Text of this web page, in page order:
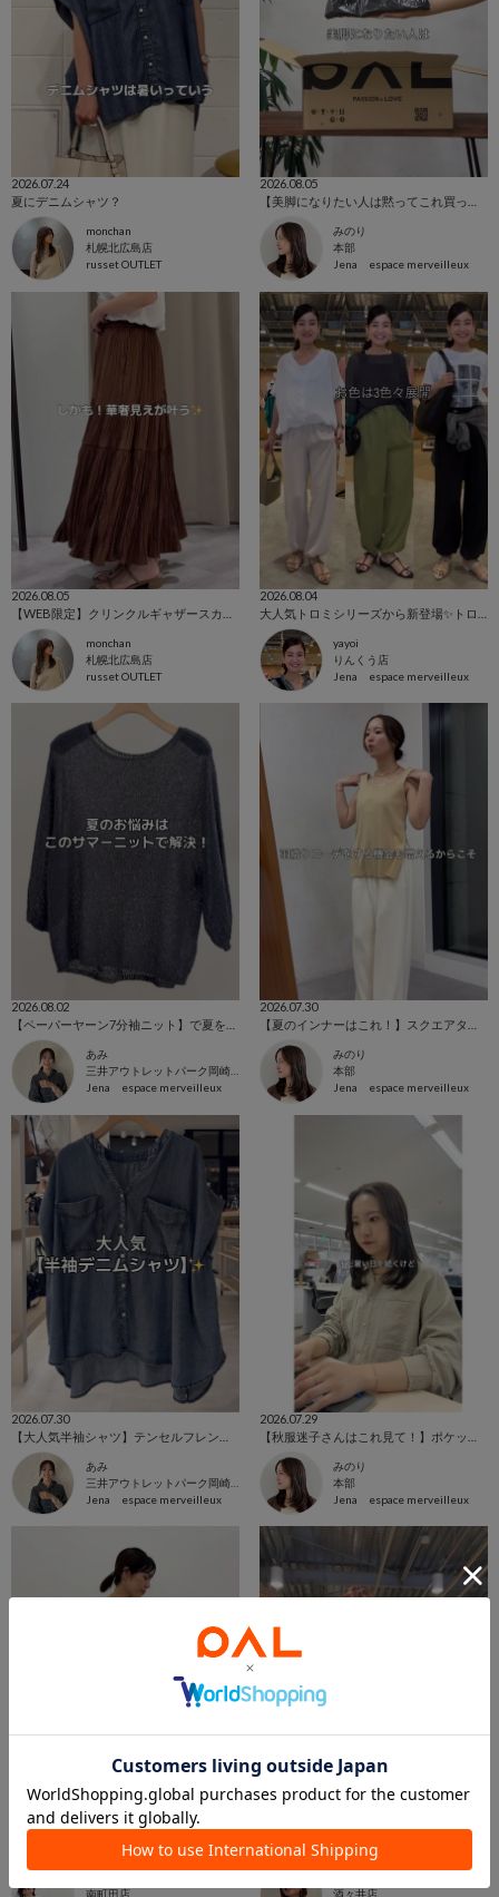
2026.07.24
夏にデニムシャツ？
monchan
札幌北広島店
russet OUTLET
2026.08.05
みのり
本部
Jena espace merveilleux
2026.08.05
monchan
札幌北広島店
russet OUTLET
2026.08.04
yayoi
りんくう店
Jena espace merveilleux
2026.08.02
あみ
三井アウトレットパーク岡崎店
Jena espace merveilleux
2026.07.30
みのり
本部
Jena espace merveilleux
2026.07.30
あみ
三井アウトレットパーク岡崎店
Jena espace merveilleux
2026.07.29
みのり
本部
Jena espace merveilleux
2026.07.29
40代でもOK✨️レースアイテム
南町田店
2026.07.28
酒々井店